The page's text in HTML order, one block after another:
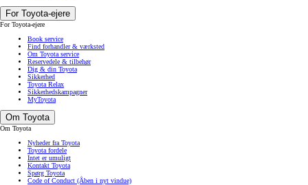
For Toyota-ejere
For Toyota-ejere
Book service
Find forhandler & værksted
Om Toyota service
Reservedele & tilbehør
Dig & din Toyota
Sikkerhed
Toyota Relax
Sikkerhedskampagner
MyToyota
Om Toyota
Om Toyota
Nyheder fra Toyota
Toyota fordele
Intet er umuligt
Kontakt Toyota
Spørg Toyota
Code of Conduct (Åben i nyt vindue)